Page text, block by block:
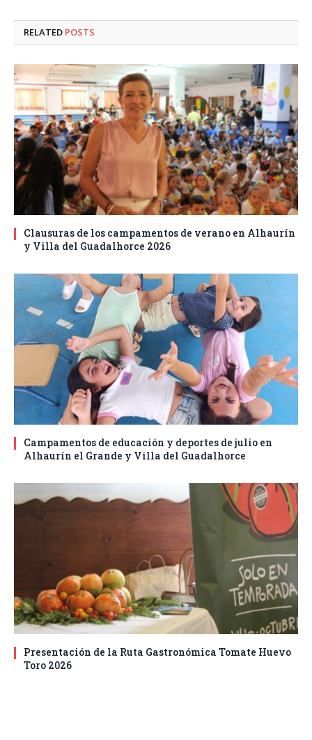
RELATED POSTS
Clausuras de los campamentos de verano en Alhaurín
y Villa del Guadalhorce 2026
Campamentos de educación y deportes de julio en
Alhaurín el Grande y Villa del Guadalhorce
Presentación de la Ruta Gastronómica Tomate Huevo
Toro 2026